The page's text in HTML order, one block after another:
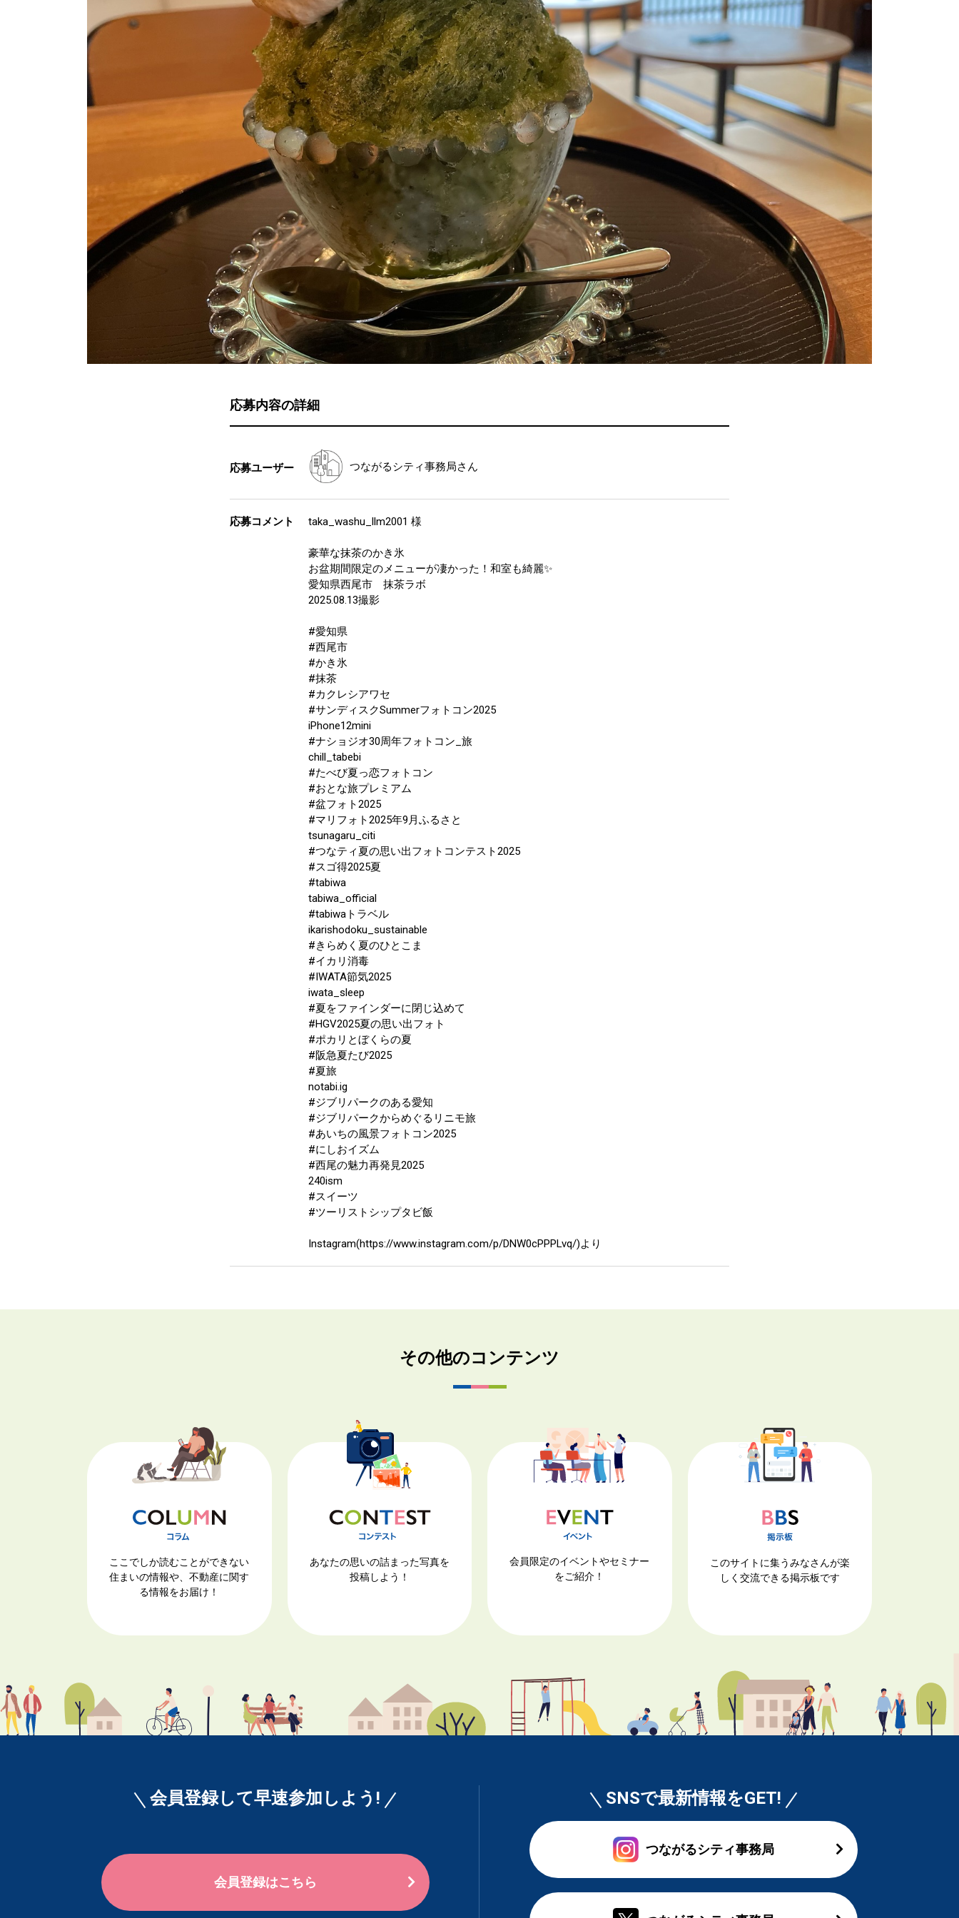
応募内容の詳細
応募ユーザー つながるシティ事務局さん
応募コメント taka_washu_llm2001 様
豪華な抹茶のかき氷
お盆期間限定のメニューが凄かった！和室も綺麗✨
愛知県西尾市 抹茶ラボ
2025.08.13撮影
#愛知県
#西尾市
#かき氷
#抹茶
#カクレシアワセ
#サンディスクSummerフォトコン2025
iPhone12mini
#ナショジオ30周年フォトコン_旅
chill_tabebi
#たべび夏っ恋フォトコン
#おとな旅プレミアム
#盆フォト2025
#マリフォト2025年9月ふるさと
tsunagaru_citi
#つなティ夏の思い出フォトコンテスト2025
#スゴ得2025夏
#tabiwa
tabiwa_official
#tabiwaトラベル
ikarishodoku_sustainable
#きらめく夏のひとこま
#イカリ消毒
#IWATA節気2025
iwata_sleep
#夏をファインダーに閉じ込めて
#HGV2025夏の思い出フォト
#ポカリとぼくらの夏
#阪急夏たび2025
#夏旅
notabi.ig
#ジブリパークのある愛知
#ジブリパークからめぐるリニモ旅
#あいちの風景フォトコン2025
#にしおイズム
#西尾の魅力再発見2025
240ism
#スイーツ
#ツーリストシップタビ飯
Instagram(https://www.instagram.com/p/DNW0cPPPLvq/)より
その他のコンテンツ
ここでしか読むことができない
住まいの情報や、不動産に関す
る情報をお届け！
あなたの思いの詰まった写真を
投稿しよう！
会員限定のイベントやセミナー
をご紹介！
このサイトに集うみなさんが楽
しく交流できる掲示板です
会員登録して早速参加しよう!
会員登録はこちら
SNSで最新情報をGET!
つながるシティ事務局